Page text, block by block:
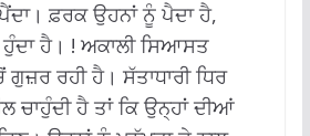
ਫ਼ਰਕ ਉਹਨਾਂ ਨੂੰ ਪੈਦਾ ਹੈ,
ਹੁੰਦਾ ਹੈ। ! ਅਕਾਲੀ ਸਿਆਸਤ
ਰਹੀ ਹੈ। ਸੱਤਾਧਾਰੀ ਧਿਰ
ਚਾਹੁੰਦੀ ਹੈ ਤਾਂ ਕਿ ਉਨ੍ਹਾਂ ਦੀਆਂ